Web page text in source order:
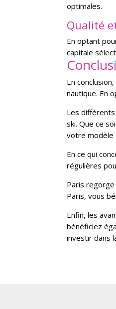
optimales.
Qualité
En optant
capitale
En
nautique. En
Les
ski. Que ce
votre modèle
En ce qui
régulières
Paris
Paris, vous
Enfin, les
bénéficiez
investir dans